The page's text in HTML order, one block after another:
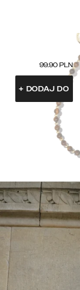
99.90 PLN
+ DODAJ DO